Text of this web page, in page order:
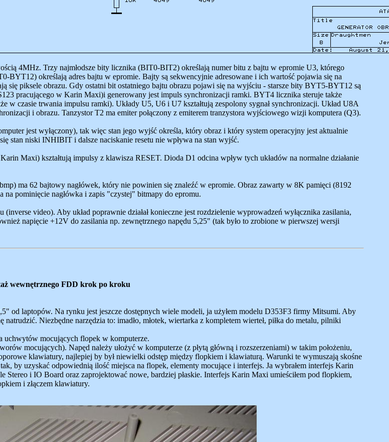
4MHz. Trzy najmłodsze bity licznika (BIT0-BIT2) określają numer bitu z bajtu w epromie U3, którego
określają adres bajtu w epromie. Bajty są sekwencyjnie adresowane i ich wartość pojawia się na
się piksele obrazu. Gdy ostatni bit ostatniego bajtu obrazu pojawi się na wyjściu - starsze bity BYT5-BYT12 są
pracującego w Karin Maxi)i generowany jest impuls synchronizacji ramki. BYT4 licznika steruje także
w czasie trwania impulsu ramki). Układy U5, U6 i U7 kształtują zespolony sygnał synchronizacji. Układ U8A
i obrazu. Tanzystor T2 ma emiter połączony z emiterem tranzystora wyjściowego wizji komputera (Q3).
jest wyłączony), tak więc stan jego wyjść określa, który obraz i który system operacyjny jest aktualnie
stan niski INHIBIT i dalsze naciskanie resetu nie wpływa na stan wyjść.
Maxi) kształtują impulsy z klawisza RESET. Dioda D1 odcina wpływ tych układów na normalne działanie
ma 62 bajtowy nagłówek, który nie powinien się znaleźć w epromie. Obraz zawarty w 8K pamięci (8192
pominięcie nagłówka i zapis "czystej" bitmapy do epromu.
video). Aby układ poprawnie działał konieczne jest rozdzielenie wyprowadzeń wyłącznika zasilania,
napięcie +12V do zasilania np. zewnętrznego napędu 5,25" (tak było to zrobione w pierwszej wersji
wewnętrznego FDD krok po kroku
od laptopów. Na rynku jest jeszcze dostępnych wiele modeli, ja użyłem modelu D353F3 firmy Mitsumi. Aby
Niezbędne narzędzia to: imadło, młotek, wiertarka z kompletem wierteł, piłka do metalu, pilniki
uchwytów mocujących flopek w komputerze.
mocujących). Napęd należy ułożyć w komputerze (z płytą główną i rozszerzeniami) w takim położeniu,
klawiatury, najlepiej by był niewielki odstęp między flopkiem i klawiaturą. Warunki te wymuszają skośne
by uzyskać odpowiednią ilość miejsca na flopek, elementy mocujące i interfejs. Ja wybrałem interfejs Karin
Stereo i IO Board oraz zaprojektować nowe, bardziej płaskie. Interfejs Karin Maxi umieściłem pod flopkiem,
i złączem klawiatury.